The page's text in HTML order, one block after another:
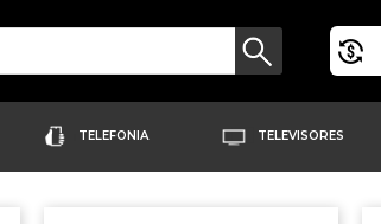
TELEFONIA TELEVISORES